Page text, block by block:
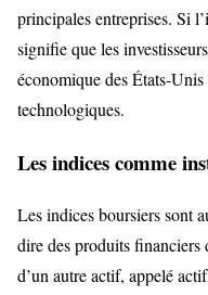
principales entreprises. Si
signifie que les
économique des États-
technologiques.
Les indices comme
Les indices boursiers sont
dire des produits
d’un autre actif, appelé